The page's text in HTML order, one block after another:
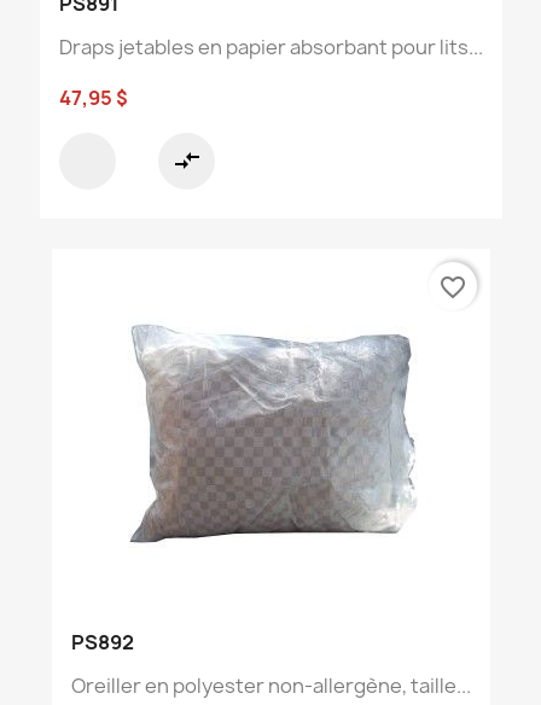
Draps jetables en papier absorbant pour lits...
47,95 $
compare_arrows
PS892
Oreiller en polyester non-allergène, taille...
favorite_border